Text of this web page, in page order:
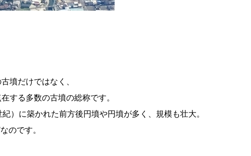
墳だけではなく、
する多数の古墳の総称です。
）に築かれた前方後円墳や円墳が多く、規模も壮大。
のです。